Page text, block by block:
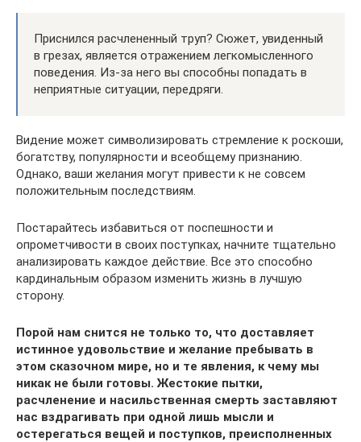
Приснился расчлененный труп? Сюжет, увиденный
в грезах, является отражением легкомысленного
поведения. Из-за него вы способны попадать в
неприятные ситуации, передряги.
Видение может символизировать стремление к роскоши,
богатству, популярности и всеобщему признанию.
Однако, ваши желания могут привести к не совсем
положительным последствиям.
Постарайтесь избавиться от поспешности и
опрометчивости в своих поступках, начните тщательно
анализировать каждое действие. Все это способно
кардинальным образом изменить жизнь в лучшую
сторону.
Порой нам снится не только то, что доставляет
истинное удовольствие и желание пребывать в
этом сказочном мире, но и те явления, к чему мы
никак не были готовы. Жестокие пытки,
расчленение и насильственная смерть заставляют
нас вздрагивать при одной лишь мысли и
остерегаться вещей и поступков, преисполненных